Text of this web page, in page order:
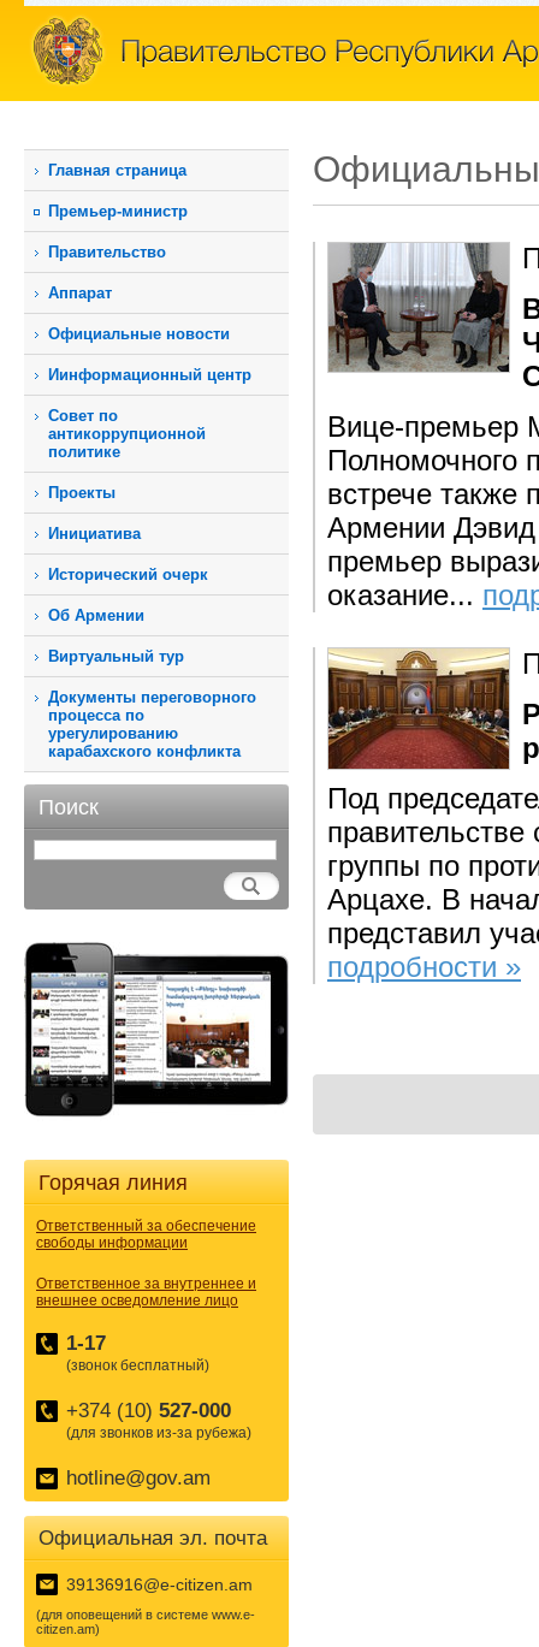
Главная страница
Премьер-министр
Правительство
Аппарат
Официальные новости
Иинформационный центр
Совет по
антикоррупционной
политике
Проекты
Инициатива
Исторический очерк
Об Армении
Виртуальный тур
Документы переговорного
процесса по
урегулированию
карабахского конфликта
Поиск
Горячая линия
Ответственный за обеспечение
свободы информации
Ответственное за внутреннее и
внешнее осведомление лицо
1-17
(звонок бесплатный)
+374 (10) 527-000
(для звонков из-за рубежа)
hotline@gov.am
Официальная эл. почта
39136916@e-citizen.am
(для оповещений в системе www.e-
citizen.am)
Вице-премьер
Полномочного
встрече также
Армении
премьер
оказание...
Под
правительстве
группы по
Арцахе. В
представил
подробности »